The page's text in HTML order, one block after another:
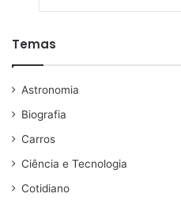
Temas
Astronomia
Biografia
Carros
Ciência e Tecnologia
Cotidiano